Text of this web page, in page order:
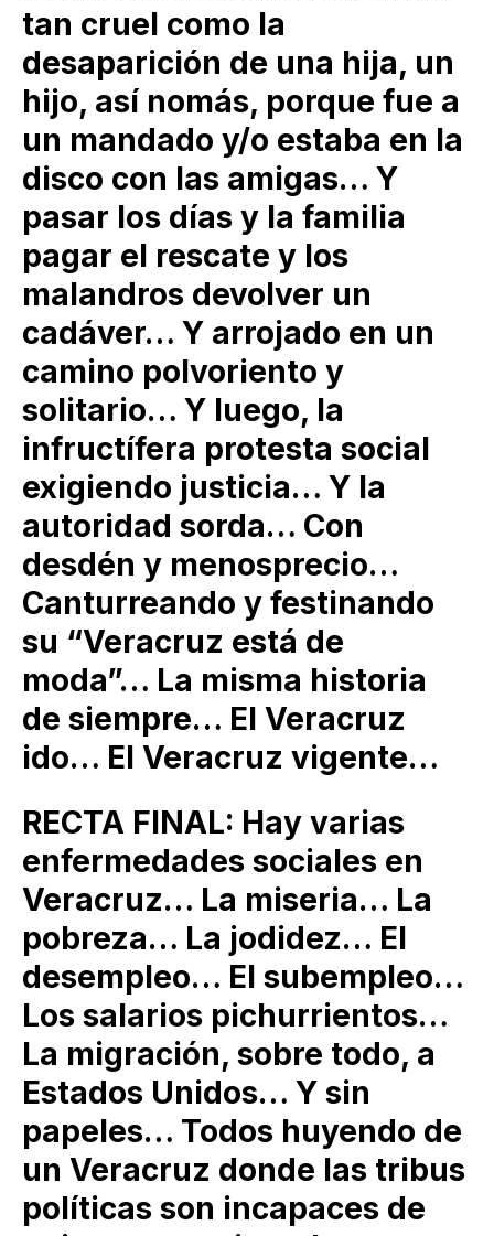
tan cruel como la
desaparición de una hija, un
hijo, así nomás, porque fue a
un mandado y/o estaba en la
disco con las amigas… Y
pasar los días y la familia
pagar el rescate y los
malandros devolver un
cadáver… Y arrojado en un
camino polvoriento y
solitario… Y luego, la
infructífera protesta social
exigiendo justicia… Y la
autoridad sorda… Con
desdén y menosprecio…
Canturreando y festinando
su “Veracruz está de
moda”… La misma historia
de siempre… El Veracruz
ido… El Veracruz vigente…
RECTA FINAL: Hay varias
enfermedades sociales en
Veracruz… La miseria… La
pobreza… La jodidez… El
desempleo… El subempleo…
Los salarios pichurrientos…
La migración, sobre todo, a
Estados Unidos… Y sin
papeles… Todos huyendo de
un Veracruz donde las tribus
políticas son incapaces de